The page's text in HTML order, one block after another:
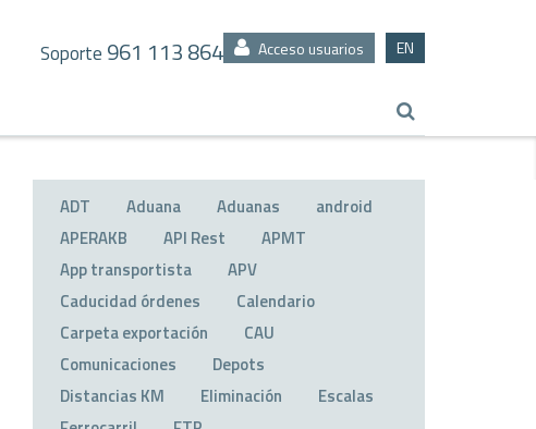
Soporte 961 113 864 Acceso usuarios EN
ADT Aduana Aduanas
android
APERAKB
API Rest
APMT
App transportista
APV
Caducidad órdenes
Calendario
Carpeta exportación
CAU
Comunicaciones
Depots
Distancias KM
Eliminación
Escalas